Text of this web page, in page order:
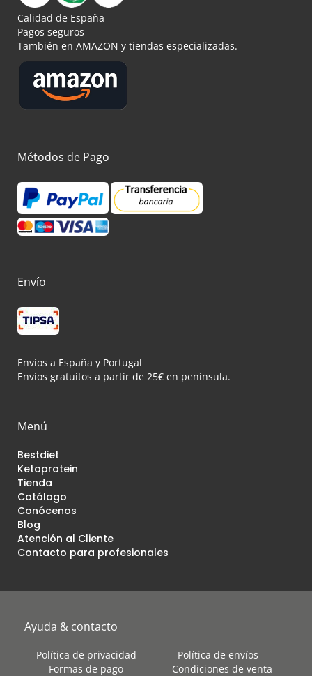
Calidad de España
Pagos seguros
También en AMAZON y tiendas especializadas.
Métodos de Pago
Envío
Envíos a España y Portugal
Envíos gratuitos a partir de 25€ en península.
Menú
Bestdiet
Ketoprotein
Tienda
Catálogo
Conócenos
Blog
Atención al Cliente
Contacto para profesionales
Ayuda & contacto
Política de privacidad
Política de envíos
Formas de pago
Condiciones de venta